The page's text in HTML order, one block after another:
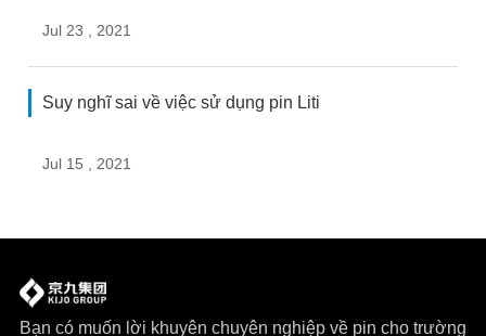
Jul 23 , 2021
Suy nghĩ sai về việc sử dụng pin Liti
Jul 15 , 2021
Bạn có muốn lời khuyên chuyên nghiệp về pin cho trường